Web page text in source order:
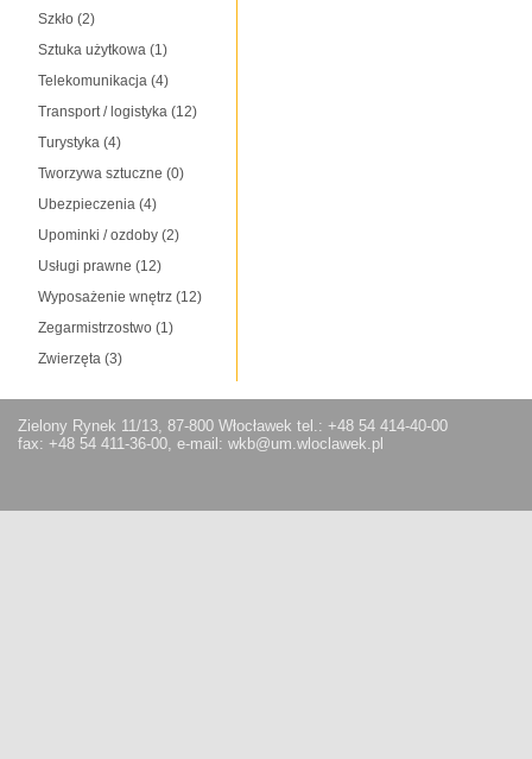
Szkło (2)
Sztuka użytkowa (1)
Telekomunikacja (4)
Transport / logistyka (12)
Turystyka (4)
Tworzywa sztuczne (0)
Ubezpieczenia (4)
Upominki / ozdoby (2)
Usługi prawne (12)
Wyposażenie wnętrz (12)
Zegarmistrzostwo (1)
Zwierzęta (3)
Zielony Rynek 11/13, 87-800 Włocławek tel.: +48 54 414-40-00
fax: +48 54 411-36-00, e-mail: wkb@um.wloclawek.pl